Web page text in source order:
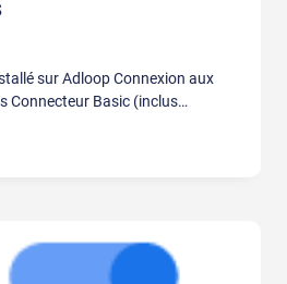
sur Adloop Connexion aux
Connecteur Basic (inclus…